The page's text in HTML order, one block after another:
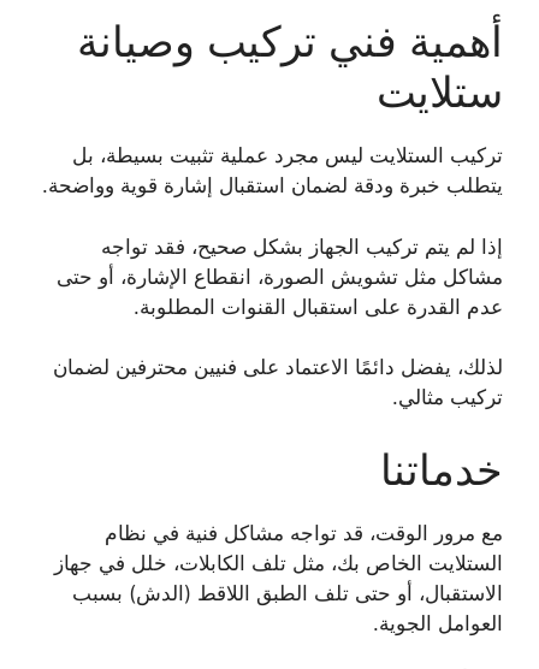
أهمية فني تركيب وصيانة
ستلايت
تركيب الستلايت ليس مجرد عملية تثبيت بسيطة، بل
يتطلب خبرة ودقة لضمان استقبال إشارة قوية وواضحة.
إذا لم يتم تركيب الجهاز بشكل صحيح، فقد تواجه
مشاكل مثل تشويش الصورة، انقطاع الإشارة، أو حتى
عدم القدرة على استقبال القنوات المطلوبة.
لذلك، يفضل دائمًا الاعتماد على فنيين محترفين لضمان
تركيب مثالي.
خدماتنا
مع مرور الوقت، قد تواجه مشاكل فنية في نظام
الستلايت الخاص بك، مثل تلف الكابلات، خلل في جهاز
الاستقبال، أو حتى تلف الطبق اللاقط (الدش) بسبب
العوامل الجوية.